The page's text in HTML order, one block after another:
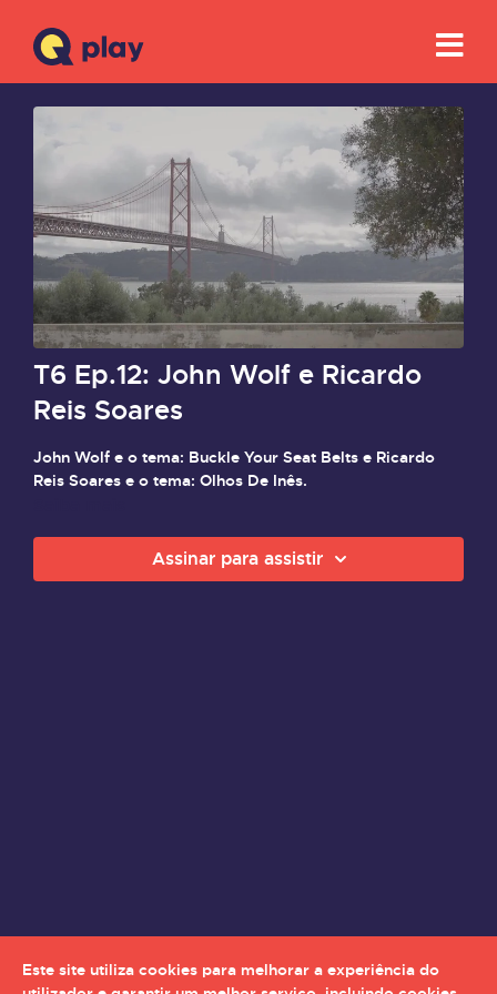
T6 Ep.12: John Wolf e Ricardo
Reis Soares
John Wolf e o tema: Buckle Your Seat Belts e Ricardo
Reis Soares e o tema: Olhos De Inês.
Assinar para assistir
Este site utiliza cookies para melhorar a experiência do